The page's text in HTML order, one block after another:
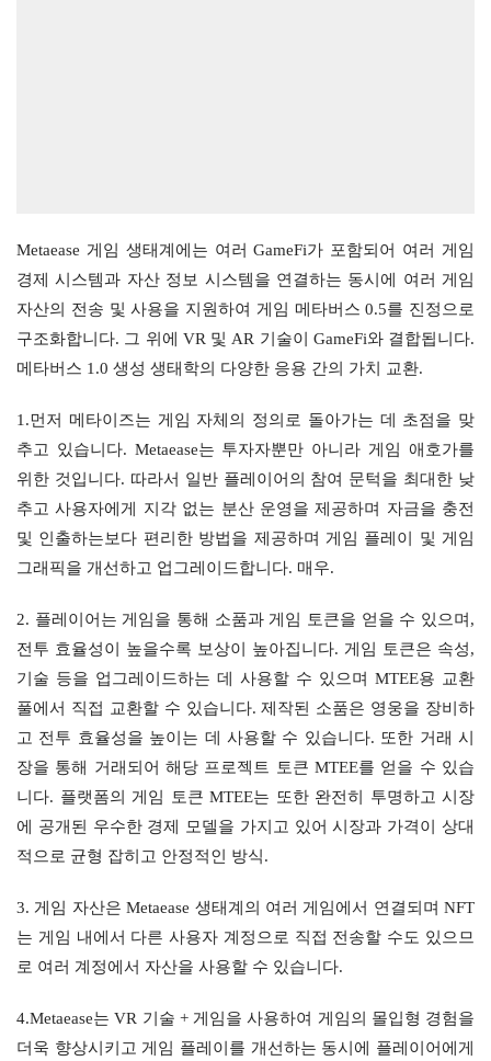
Metaease 게임 생태계에는 여러 GameFi가 포함되어 여러 게임
경제 시스템과 자산 정보 시스템을 연결하는 동시에 여러 게임
자산의 전송 및 사용을 지원하여 게임 메타버스 0.5를 진정으로
구조화합니다. 그 위에 VR 및 AR 기술이 GameFi와 결합됩니다.
메타버스 1.0 생성 생태학의 다양한 응용 간의 가치 교환.
1.먼저 메타이즈는 게임 자체의 정의로 돌아가는 데 초점을 맞
추고 있습니다. Metaease는 투자자뿐만 아니라 게임 애호가를
위한 것입니다. 따라서 일반 플레이어의 참여 문턱을 최대한 낮
추고 사용자에게 지각 없는 분산 운영을 제공하며 자금을 충전
및 인출하는보다 편리한 방법을 제공하며 게임 플레이 및 게임
그래픽을 개선하고 업그레이드합니다. 매우.
2. 플레이어는 게임을 통해 소품과 게임 토큰을 얻을 수 있으며,
전투 효율성이 높을수록 보상이 높아집니다. 게임 토큰은 속성,
기술 등을 업그레이드하는 데 사용할 수 있으며 MTEE용 교환
풀에서 직접 교환할 수 있습니다. 제작된 소품은 영웅을 장비하
고 전투 효율성을 높이는 데 사용할 수 있습니다. 또한 거래 시
장을 통해 거래되어 해당 프로젝트 토큰 MTEE를 얻을 수 있습
니다. 플랫폼의 게임 토큰 MTEE는 또한 완전히 투명하고 시장
에 공개된 우수한 경제 모델을 가지고 있어 시장과 가격이 상대
적으로 균형 잡히고 안정적인 방식.
3. 게임 자산은 Metaease 생태계의 여러 게임에서 연결되며 NFT
는 게임 내에서 다른 사용자 계정으로 직접 전송할 수도 있으므
로 여러 계정에서 자산을 사용할 수 있습니다.
4.Metaease는 VR 기술 + 게임을 사용하여 게임의 몰입형 경험을
더욱 향상시키고 게임 플레이를 개선하는 동시에 플레이어에게